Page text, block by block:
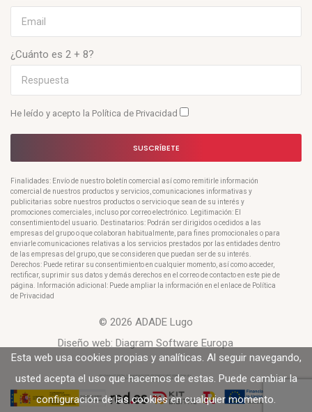
¿Cuánto es 2 + 8?
He leído y acepto la Política de Privacidad
SUSCRÍBETE
Finalidades: Envío de nuestro boletín comercial así como remitirle información
comercial de nuestros productos y servicios, comunicaciones informativas y
publicitarias sobre nuestros productos o servicio que sean de su interés y
promociones comerciales, incluso por correo electrónico. Legitimación: El
consentimiento del usuario. Destinatarios: Podrán ser dirigidos o cedidos a las
empresas del grupo o que colaboran habitualmente, para fines promocionales o para
enviarle comunicaciones relativas a los servicios prestados por las entidades dentro
de las empresas del grupo, que se consideren que puedan ser de su interés.
Derechos: Puede retirar su consentimiento en cualquier momento, así como acceder,
rectificar, suprimir sus datos y demás derechos en el correo de contacto en este pie de
página. Información adicional: Puede ampliar la información en el enlace de Política
de Privacidad
© 2026 ADADE Lugo
Diseño web: Diagram Software Europa
Esta web usa cookies propias y analíticas. Al seguir navegando,
usted acepta el uso que hacemos de estas. Puede cambiar la
configuración de las cookies en cualquier momento.